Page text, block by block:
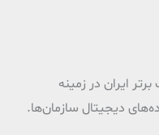
ایران در زمینه
دیجیتال سازمان‌ها.